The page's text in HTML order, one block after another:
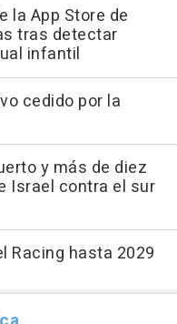
la App Store de
tras detectar
infantil
cedido por la
y más de diez
Israel contra el sur
Racing hasta 2029